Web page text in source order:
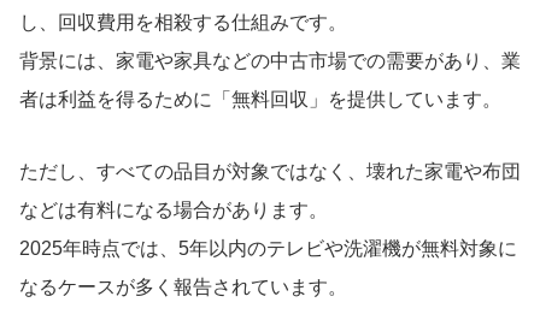
し、回収費用を相殺する仕組みです。
背景には、家電や家具などの中古市場での需要があり、業
者は利益を得るために「無料回収」を提供しています。
ただし、すべての品目が対象ではなく、壊れた家電や布団
などは有料になる場合があります。
2025年時点では、5年以内のテレビや洗濯機が無料対象に
なるケースが多く報告されています。